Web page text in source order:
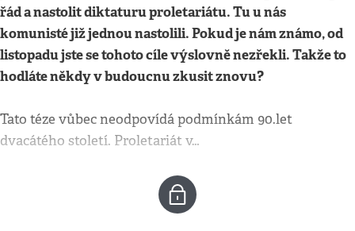
řád a nastolit diktaturu proletariátu. Tu u nás
komunisté již jednou nastolili. Pokud je nám známo, od
listopadu jste se tohoto cíle výslovně nezřekli. Takže to
hodláte někdy v budoucnu zkusit znovu?
Tato téze vůbec neodpovídá podmínkám 90.let
dvacátého století. Proletariát v…